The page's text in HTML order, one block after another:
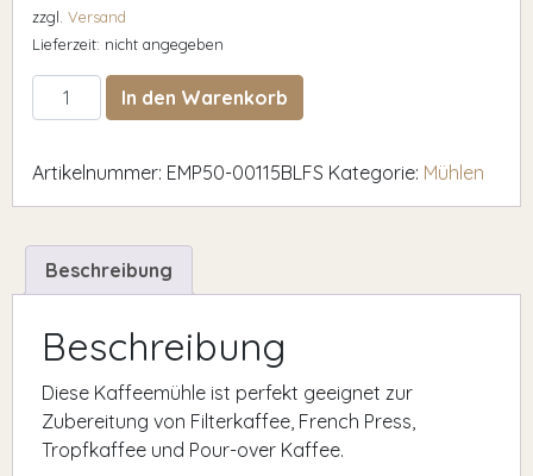
zzgl. Versand
Lieferzeit: nicht angegeben
Eureka Mignon Filtro Schwarz 15BL Kaffeemühle für
In den Warenkorb
Artikelnummer: EMP50-00115BLFS Kategorie: Mühlen
Beschreibung
Beschreibung
Diese Kaffeemühle ist perfekt geeignet zur
Zubereitung von Filterkaffee, French Press,
Tropfkaffee und Pour-over Kaffee.